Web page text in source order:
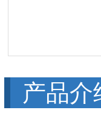
产品介